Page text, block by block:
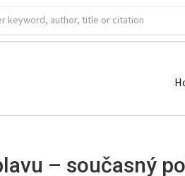
– současný